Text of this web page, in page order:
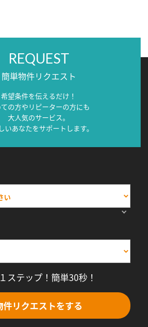
REQUEST
簡単物件リクエスト
希望条件を伝えるだけ！
の方やリピーターの方にも
大人気のサービス。
いあなたをサポートします。
ステップ！簡単30秒！
件リクエストをする